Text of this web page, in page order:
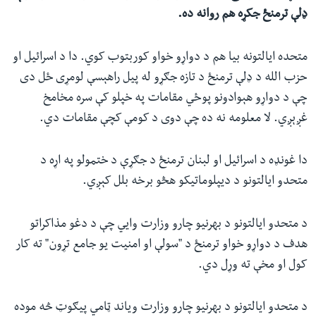
ډلې ترمنځ جکړه هم روانه ده.
متحده ایالتونه بیا هم د دواړو خواو کوربتوب کوي. دا د اسرائیل او
حزب الله د ډلې ترمنځ د تازه جګړو له پیل راهېسې لومړی ځل دی
چې د دواړو هېوادونو پوځي مقامات په خپلو کې سره مخامخ
غږېږي. لا معلومه نه ده چې دوی د کومې کچې مقامات دي.
دا غونډه د اسرائیل او لبنان ترمنځ د جګړې د ختمولو په اړه د
متحدو ایالتونو د دیپلوماتیکو هڅو برخه بلل کېږي.
د متحدو ایالتونو د بهرنیو چارو وزارت وايي چې د دغو مذاکراتو
هدف د دواړو خواو ترمنځ د "سولې او امنیت یو جامع تړون" ته کار
کول او مخې ته وړل دي.
د متحدو ایالتونو د بهرنیو چارو وزارت ویاند ټامي پیګوټ څه موده